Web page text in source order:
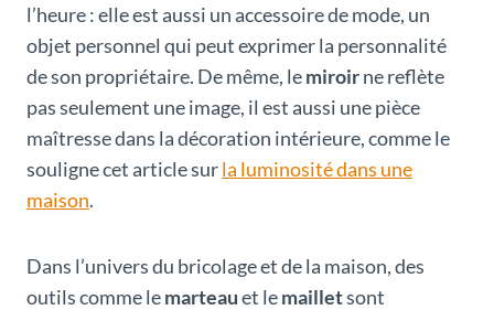
l’heure : elle est aussi un accessoire de mode, un
objet personnel qui peut exprimer la personnalité
de son propriétaire. De même, lemiroirne reflète
pas seulement une image, il est aussi une pièce
maîtresse dans la décoration intérieure, comme le
souligne cet article surla luminosité dans une
maison.
Dans l’univers du bricolage et de la maison, des
outils comme lemarteauet lemailletsont